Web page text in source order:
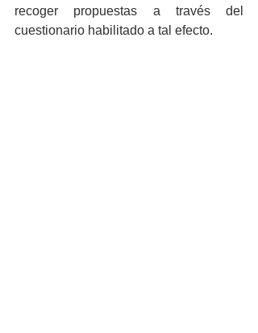
recoger propuestas a través del
cuestionario habilitado a tal efecto.